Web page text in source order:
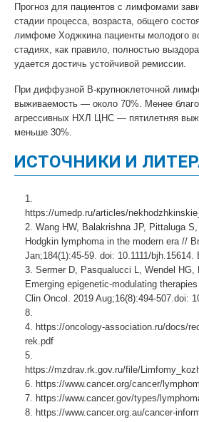
Прогноз для пациентов с лимфомами
стадии процесса, возраста, общего
лимфоме Ходжкина пациенты молодого
стадиях, как правило, полностью
удается достичь устойчивой ремиссии.
При диффузной В-крупноклеточной
выживаемость — около 70%. Менее
агрессивных НХЛ ЦНС — пятилетняя
меньше 30%.
ИСТОЧНИКИ И
https://umedp.ru/articles/
Wang HW, Balakrishna JP, Pittaluga
Hodgkin lymphoma in the modern era //
Jan;184(1):45-59. doi: 10.1111/bjh.15614.
Sermer D, Pasqualucci L, Wendel HG,
Emerging epigenetic-modulating
Clin Oncol. 2019 Aug;16(8):494-507.doi:
8.
https://oncology-association.ru/docs/
rek.pdf
https://mzdrav.rk.gov.ru/file/
https://www.cancer.org/cancer/
https://www.cancer.gov/types/
https://www.cancer.org.au/cancer-